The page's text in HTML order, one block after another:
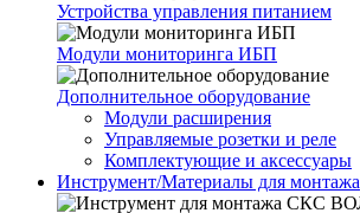
Устройства управления питанием
Модули мониторинга ИБП
Дополнительное оборудование
Модули расширения
Управляемые розетки и реле
Комплектующие и аксессуары
Инструмент/Материалы для монтажа